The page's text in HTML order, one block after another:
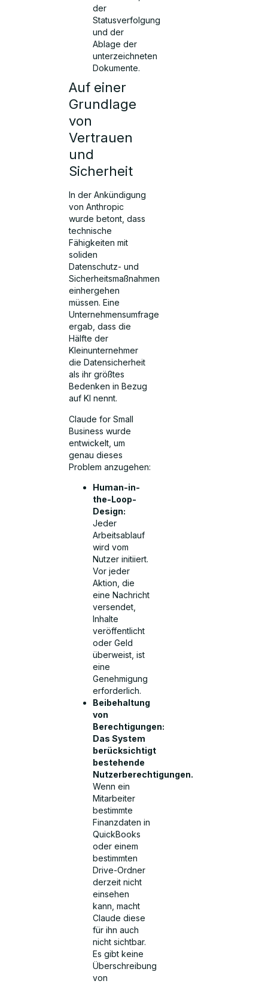
der
Statusverfolgung
und der
Ablage der
unterzeichneten
Dokumente.
Auf einer
Grundlage
von
Vertrauen
und
Sicherheit
In der Ankündigung
von Anthropic
wurde betont, dass
technische
Fähigkeiten mit
soliden
Datenschutz- und
Sicherheitsmaßnahmen
einhergehen
müssen. Eine
Unternehmensumfrage
ergab, dass die
Hälfte der
Kleinunternehmer
die Datensicherheit
als ihr größtes
Bedenken in Bezug
auf KI nennt.
Claude for Small
Business wurde
entwickelt, um
genau dieses
Problem anzugehen:
Human-in-
the-Loop-
Design:
Jeder
Arbeitsablauf
wird vom
Nutzer initiiert.
Vor jeder
Aktion, die
eine Nachricht
versendet,
Inhalte
veröffentlicht
oder Geld
überweist, ist
eine
Genehmigung
erforderlich.
Beibehaltung
von
Berechtigungen:
Das System
berücksichtigt
bestehende
Nutzerberechtigungen.
Wenn ein
Mitarbeiter
bestimmte
Finanzdaten in
QuickBooks
oder einem
bestimmten
Drive-Ordner
derzeit nicht
einsehen
kann, macht
Claude diese
für ihn auch
nicht sichtbar.
Es gibt keine
Überschreibung
von